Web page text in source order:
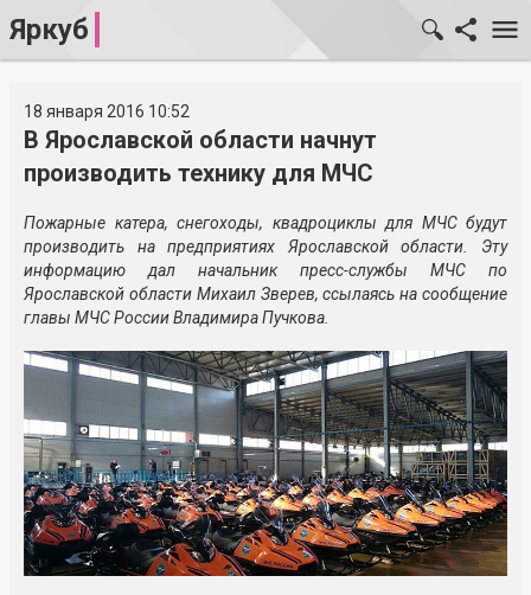
Яркуб
18 января 2016 10:52
В Ярославской области начнут
производить технику для МЧС
Пожарные катера, снегоходы, квадроциклы для МЧС будут
производить на предприятиях Ярославской области. Эту
информацию дал начальник пресс-службы МЧС по
Ярославской области Михаил Зверев, ссылаясь на сообщение
главы МЧС России Владимира Пучкова.